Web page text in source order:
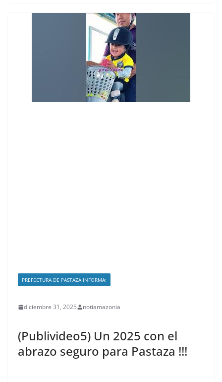
PREFECTURA DE PASTAZA INFORMA:
diciembre 31, 2025 notiamazonia
(Publivideo5) Un 2025 con el
abrazo seguro para Pastaza !!!